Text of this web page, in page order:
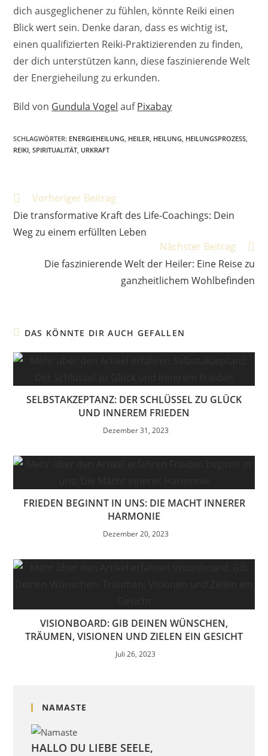
dich ausgeglichener zu fühlen, könnte Reiki einen
Blick wert sein. Denke daran, dass es wichtig ist,
einen qualifizierten Reiki-Praktizierenden zu finden,
der dich unterstützen kann, diese faszinierende Welt
der Energieheilung zu erkunden.
Bild von Gundula Vogel aufPixabay
SCHLAGWÖRTER: ENERGIEHEILUNG, HEILER, HEILUNG, HEILUNGSPROZESS,
REIKI, SPIRITUALITÄT, URKRAFT
WEITERE
ANSEHEN
Vorheriger Beitrag
Die transformative Kraft des Life-Coachings: Dein
Weg zu einem erfüllten Leben
Nächster Beitrag
Die faszinierende Welt der Heiler: Eine Reise zu
ganzheitlichem Wohlbefinden
DAS KÖNNTE DIR AUCH GEFALLEN
SELBSTAKZEPTANZ: DER SCHLÜSSEL ZU GLÜCK
UND INNEREM FRIEDEN
Dezember 31, 2023
FRIEDEN BEGINNT IN UNS: DIE MACHT INNERER
HARMONIE
Dezember 20, 2023
VISIONBOARD: GIB DEINEN WÜNSCHEN,
TRÄUMEN, VISIONEN UND ZIELEN EIN GESICHT
Juli 26, 2023
NAMASTE
HALLO DU LIEBE SEELE,